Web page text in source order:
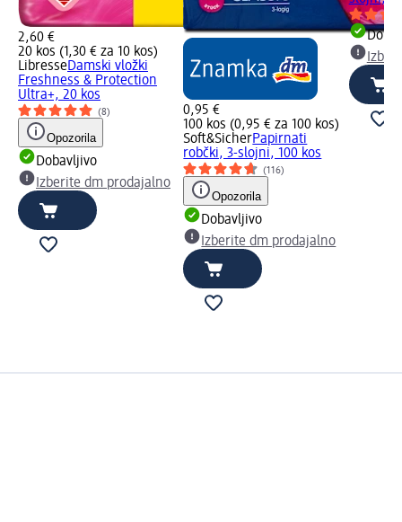
2,60 €
20 kos (1,30 € za 10 kos)
LibresseDamski vložki
Freshness & Protection
Ultra+, 20 kos
(8)
Opozorila
Dobavljivo
Izberite dm prodajalno
0,95 €
100 kos (0,95 € za 100 kos)
Soft&SicherPapirnati
robčki, 3-slojni, 100 kos
(116)
Opozorila
Dobavljivo
Izberite dm prodajalno